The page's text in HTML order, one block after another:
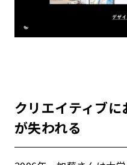
クリエイティブ
が失われる